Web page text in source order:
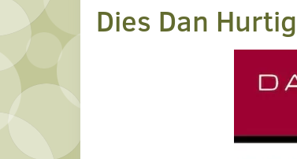
Dies Dan